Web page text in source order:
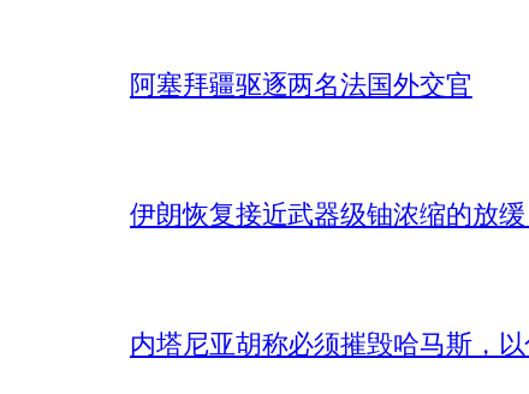
阿塞拜疆驱逐两名法国外交官
伊朗恢复接近武器级铀浓缩的放缓
内塔尼亚胡称必须摧毁哈马斯，